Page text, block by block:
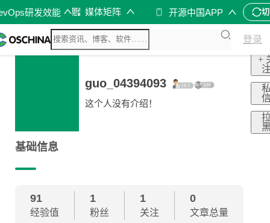
研发效能 媒体矩阵 开源中国APP
登录
guo_04394093
这个人没有介绍！
+
基础信息
91
经验值
1
粉丝
1
关注
0
文章总量